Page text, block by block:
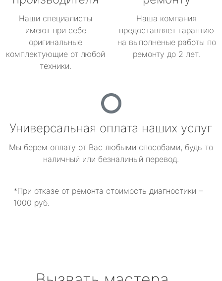
Наши специалисты
имеют при себе
оригинальные
комплектующие от любой
техники.
Наша компания
предоставляет гарантию
на выполненые работы по
ремонту до 2 лет.
Универсальная оплата наших услуг
Мы берем оплату от Вас любыми способами, будь то
наличный или безналиный перевод.
*При отказе от ремонта стоимость диагностики –
1000 руб.